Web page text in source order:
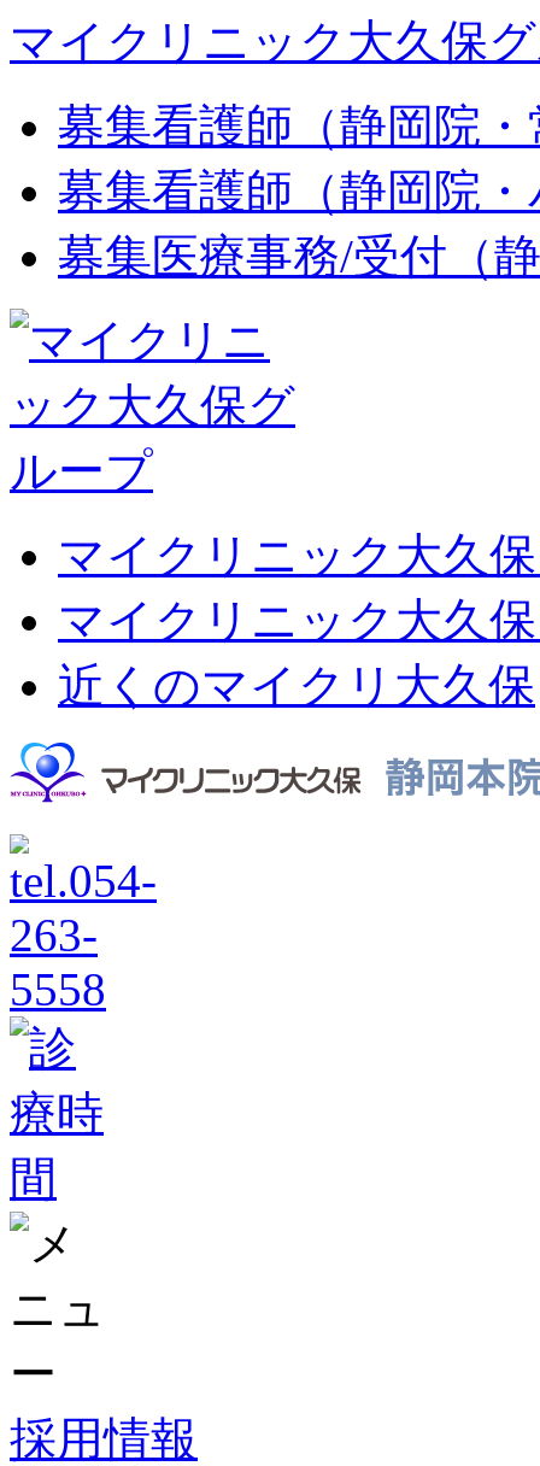
マイクリニック大久保
募集看護師（静岡院
募集看護師（静岡院
募集医療事務/受付（
マイクリニック大久
マイクリニック大久
近くのマイクリ大久保
採用情報